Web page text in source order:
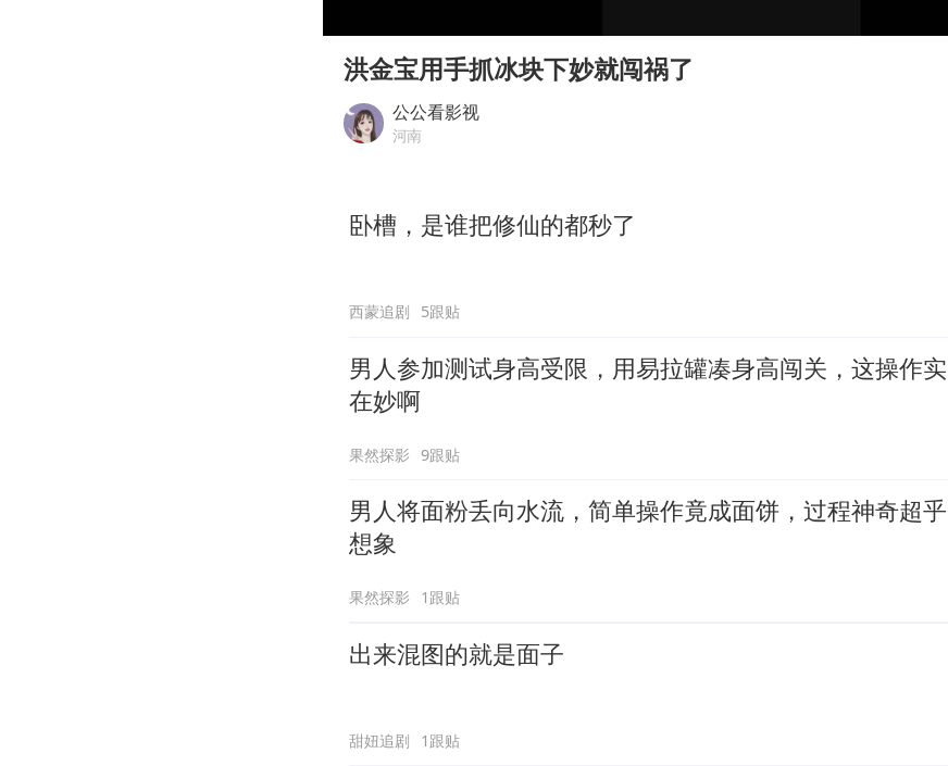
CIA被曝已秘密设立古巴工作组
我国编制完成新版全月地质图
首次证实！“胶球”存在
洪金宝用手抓冰块下妙就闯祸了
公公看影视
河南
卧槽，是谁把修仙的都秒了
西蒙追剧 5跟贴
男人参加测试身高受限，用易拉罐凑身高闯关，这操作实
在妙啊
果然探影 9跟贴
男人将面粉丢向水流，简单操作竟成面饼，过程神奇超乎
想象
果然探影 1跟贴
出来混图的就是面子
甜妞追剧 1跟贴